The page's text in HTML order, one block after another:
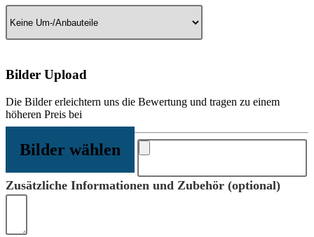
Bilder Upload
Die Bilder erleichtern uns die Bewertung und tragen zu einem
höheren Preis bei
Bilder wählen
Zusätzliche Informationen und Zubehör (optional)